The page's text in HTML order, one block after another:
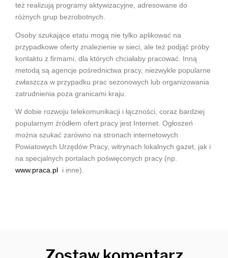
też realizują programy aktywizacyjne, adresowane do
różnych grup bezrobotnych.
Osoby szukające etatu mogą nie tylko aplikować na
przypadkowe oferty znalezienie w sieci, ale też podjąć próby
kontaktu z firmami, dla których chciałaby pracować. Inną
metodą są agencje pośrednictwa pracy, niezwykle popularne
zwłaszcza w przypadku prac sezonowych lub organizowania
zatrudnienia poza granicami kraju.
W dobie rozwoju telekomunikacji i łączności, coraz bardziej
popularnym źródłem ofert pracy jest Internet. Ogłoszeń
można szukać zarówno na stronach internetowych
Powiatowych Urzędów Pracy, witrynach lokalnych gazet, jak i
na specjalnych portalach poświęconych pracy (np.
www.praca.pl i inne).